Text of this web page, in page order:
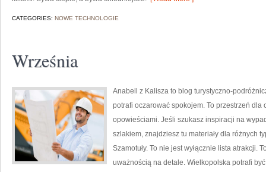
CATEGORIES: NOWE TECHNOLOGIE
Września
Anabell z Kalisza to blog turystyczno-
potrafi oczarować spokojem. To przestrzeń
opowieściami. Jeśli szukasz inspiracji na
szlakiem, znajdziesz tu materiały dla różnych
Szamotuły. To nie jest wyłącznie lista atrakcji.
uważnością na detale. Wielkopolska potrafi